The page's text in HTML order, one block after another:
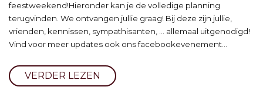
feestweekend!Hieronder kan je de volledige planning
terugvinden. We ontvangen jullie graag! Bij deze zijn jullie,
vrienden, kennissen, sympathisanten, … allemaal uitgenodigd!
Vind voor meer updates ook ons facebookevenement...
VERDER LEZEN